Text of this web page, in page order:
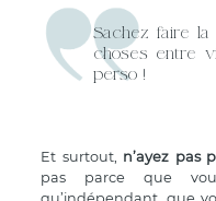
Sachez faire
choses entre
perso !
Et surtout, n’ayez pas
pas parce que